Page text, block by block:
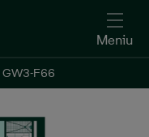
Meniu
GW3-F66
GW3-F66